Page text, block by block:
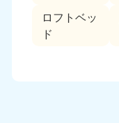
ロフトベッ
ド